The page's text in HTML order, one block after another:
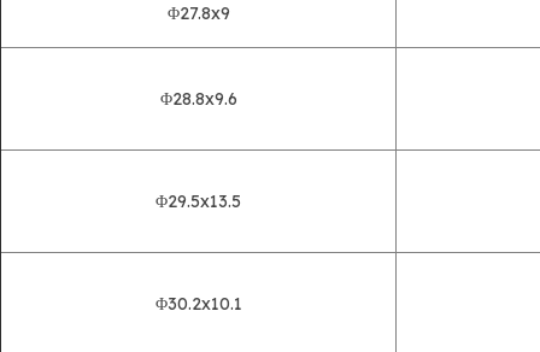
Φ27.8x9
Φ28.8x9.6
Φ29.5x13.5
Φ30.2x10.1